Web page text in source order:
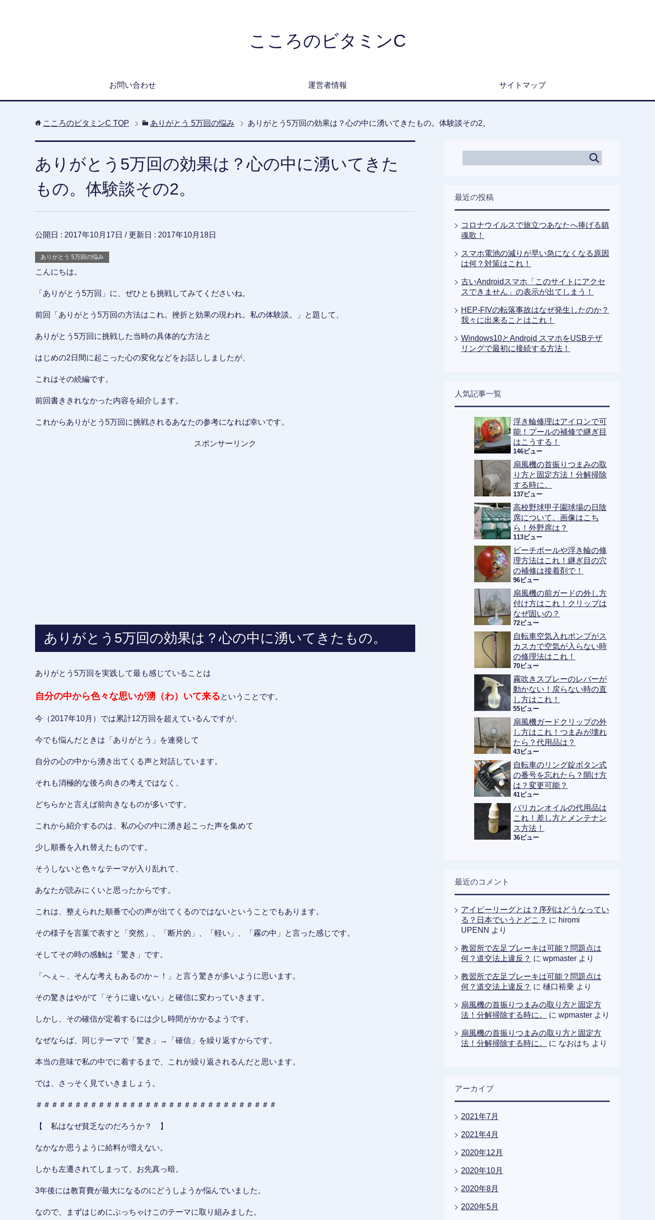
こころのビタミンC
お問い合わせ 運営者情報 サイトマップ
こころのビタミンC TOP ありがとう 5万回の悩み ありがとう5万回の効果は？心の中に湧いてきたもの。体験談その2。
ありがとう5万回の効果は？心の中に湧いてきた
もの。体験談その2。
公開日 : 2017年10月17日 / 更新日 : 2017年10月18日
ありがとう 5万回の悩み
こんにちは。
「ありがとう5万回」に、ぜひとも挑戦してみてくださいね。
前回「ありがとう5万回の方法はこれ。挫折と効果の現われ。私の体験談。」と題して、
ありがとう5万回に挑戦した当時の具体的な方法と
はじめの2日間に起こった心の変化などをお話ししましたが、
これはその続編です。
前回書ききれなかった内容を紹介します。
これからありがとう5万回に挑戦されるあなたの参考になれば幸いです。
スポンサーリンク
ありがとう5万回の効果は？心の中に湧いてきたもの。
ありがとう5万回を実践して最も感じていることは
自分の中から色々な思いが湧（わ）いて来るということです。
今（2017年10月）では累計12万回を超えているんですが、
今でも悩んだときは「ありがとう」を連発して
自分の心の中から湧き出てくる声と対話しています。
それも消極的な後ろ向きの考えではなく、
どちらかと言えば前向きなものが多いです。
これから紹介するのは、私の心の中に湧き起こった声を集めて
少し順番を入れ替えたものです。
そうしないと色々なテーマが入り乱れて、
あなたが読みにくいと思ったからです。
これは、整えられた順番で心の声が出てくるのではないということでもあります。
その様子を言葉で表すと「突然」、「断片的」、「軽い」、「霧の中」と言った感じです。
そしてその時の感触は「驚き」です。
「へぇ～、そんな考えもあるのか～！」と言う驚きが多いように思います。
その驚きはやがて「そうに違いない」と確信に変わっていきます。
しかし、その確信が定着するには少し時間がかかるようです。
なぜならば、同じテーマで「驚き」→「確信」を繰り返すからです。
本当の意味で私の中でに着するまで、これが繰り返されるんだと思います。
では、さっそく見ていきましょう。
＃＃＃＃＃＃＃＃＃＃＃＃＃＃＃＃＃＃＃＃＃＃＃＃＃＃＃＃＃＃＃
【 私はなぜ貧乏なのだろうか？ 】
なかなか思うように給料が増えない。
しかも左遷されてしまって、お先真っ暗。
3年後には教育費が最大になるのにどうしようか悩んでいました。
なので、まずはじめにぶっちゃけこのテーマに取り組みました。
最近の投稿
コロナウイルスで旅立つあなたへ捧げる鎮
魂歌！
スマホ電池の減りが早い急になくなる原因
は何？対策はこれ！
古いAndroidスマホ「このサイトにアクセ
スできません」の表示が出てしまう！
HEP-FIVの転落事故はなぜ発生したのか？
我々に出来ることはこれ！
Windows10とAndroid スマホをUSBテザ
リングで最初に接続する方法！
人気記事一覧
浮き輪修理はアイロンで可
能！プールの補修で継ぎ目
はこうする！
146ビュー
扇風機の首振りつまみの取
り方と固定方法！分解掃除
する時に。
137ビュー
高校野球甲子園球場の日陰
席について。画像はこち
ら！外野席は？
113ビュー
ビーチボールや浮き輪の修
理方法はこれ！継ぎ目の穴
の補修は接着剤で！
96ビュー
扇風機の前ガードの外し方
付け方はこれ！クリップは
なぜ固いの？
72ビュー
自転車空気入れポンプがス
カスカで空気が入らない時
の修理法はこれ！
70ビュー
霧吹きスプレーのレバーが
動かない！戻らない時の直
し方はこれ！
55ビュー
扇風機ガードクリップの外
し方はこれ！つまみが壊れ
たら？代用品は？
43ビュー
自転車のリング錠ボタン式
の番号を忘れたら？開け方
は？変更可能？
41ビュー
バリカンオイルの代用品は
これ！差し方とメンテナン
ス方法！
36ビュー
最近のコメント
アイビーリーグとは？序列はどうなってい
る？日本でいうとどこ？ に hiromi
UPENN より
教習所で左足ブレーキは可能？問題点は
何？道交法上違反？ に wpmaster より
教習所で左足ブレーキは可能？問題点は
何？道交法上違反？ に 樋口裕乗 より
扇風機の首振りつまみの取り方と固定方
法！分解掃除する時に。
に wpmaster より
扇風機の首振りつまみの取り方と固定方
法！分解掃除する時に。
に なおはち より
アーカイブ
2021年7月
2021年4月
2020年12月
2020年10月
2020年8月
2020年5月